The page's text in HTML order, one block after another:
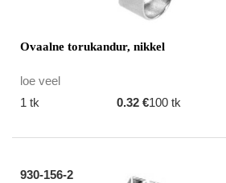
Ovaalne torukandur, nikkel
loe veel
1 tk
0.32 €100 tk
930-156-2